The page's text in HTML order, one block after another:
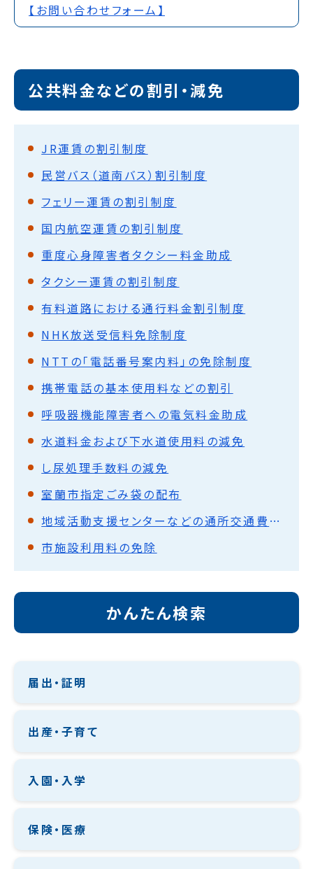
【お問い合わせフォーム】
公共料金などの割引・減免
JR運賃の割引制度
民営バス（道南バス）割引制度
フェリー運賃の割引制度
国内航空運賃の割引制度
重度心身障害者タクシー料金助成
タクシー運賃の割引制度
有料道路における通行料金割引制度
NHK放送受信料免除制度
NTTの「電話番号案内料」の免除制度
携帯電話の基本使用料などの割引
呼吸器機能障害者への電気料金助成
水道料金および下水道使用料の減免
し尿処理手数料の減免
室蘭市指定ごみ袋の配布
地域活動支援センターなどの通所交通費助成
市施設利用料の免除
かんたん検索
届出・証明
出産・子育て
入園・入学
保険・医療